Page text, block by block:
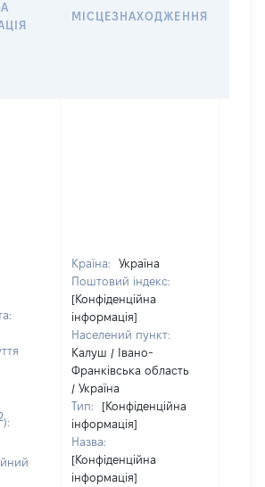
МІСЦЕЗНАХОДЖЕННЯ
):
Країна:
Україна
Поштовий індекс:
[Конфіденційна
інформація]
Населений пункт:
Калуш / Івано-
Франківська область
/ Україна
Тип:
[Конфіденційна
інформація]
Назва:
[Конфіденційна
інформація]